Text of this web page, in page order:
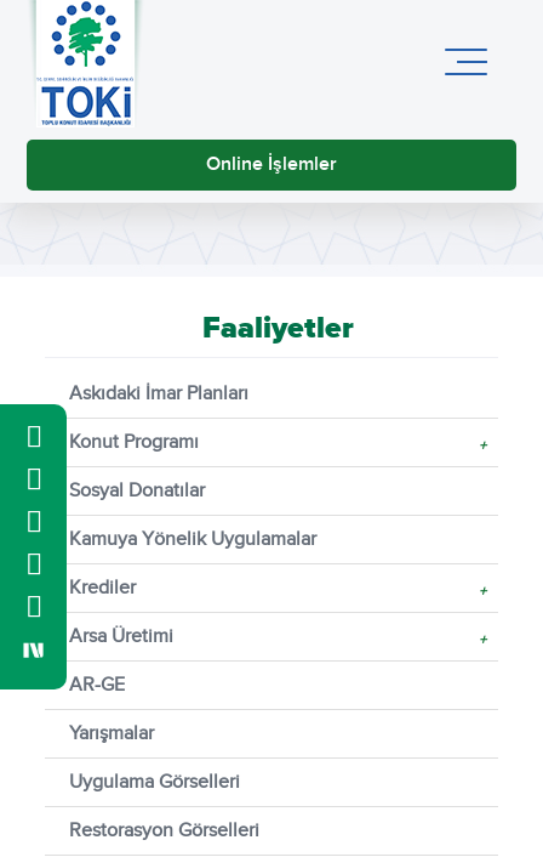
Online İşlemler
Faaliyetler
Askıdaki İmar Planları
Konut Programı +
Sosyal Donatılar
Kamuya Yönelik Uygulamalar
Krediler +
Arsa Üretimi +
AR-GE
Yarışmalar
Uygulama Görselleri
Restorasyon Görselleri